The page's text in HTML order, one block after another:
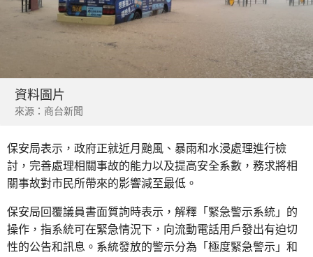
資料圖片
來源：商台新聞
保安局表示，政府正就近月颱風、暴雨和水浸處理進行檢
討，完善處理相關事故的能力以及提高安全系數，務求將相
關事故對市民所帶來的影響減至最低。
保安局回覆議員書面質詢時表示，解釋「緊急警示系統」的
操作，指系統可在緊急情況下，向流動電話用戶發出有迫切
性的公告和訊息。系統發放的警示分為「極度緊急警示」和